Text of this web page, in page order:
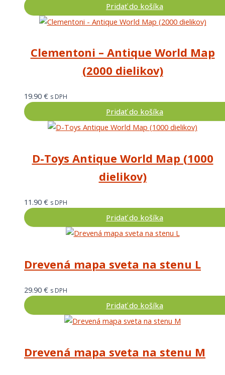
Pridať do košíka
Clementoni – Antique World Map
(2000 dielikov)
19.90 € s DPH
Pridať do košíka
D-Toys Antique World Map (1000
dielikov)
11.90 € s DPH
Pridať do košíka
Drevená mapa sveta na stenu L
29.90 € s DPH
Pridať do košíka
Drevená mapa sveta na stenu M